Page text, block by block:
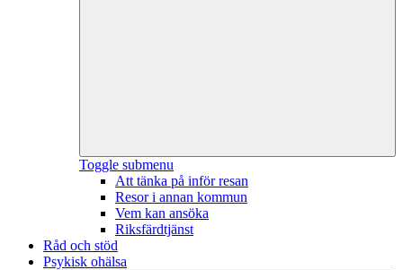
Toggle submenu
Att tänka på inför resan
Resor i annan kommun
Vem kan ansöka
Riksfärdtjänst
Råd och stöd
Psykisk ohälsa